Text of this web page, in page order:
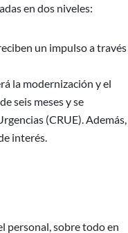
en dos niveles:
un impulso a través
la modernización y el
seis meses y se
(CRUE). Además,
interés.
personal, sobre todo en